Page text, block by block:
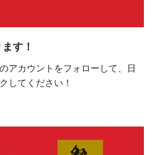
す！
アカウントをフォローして、日
してください！